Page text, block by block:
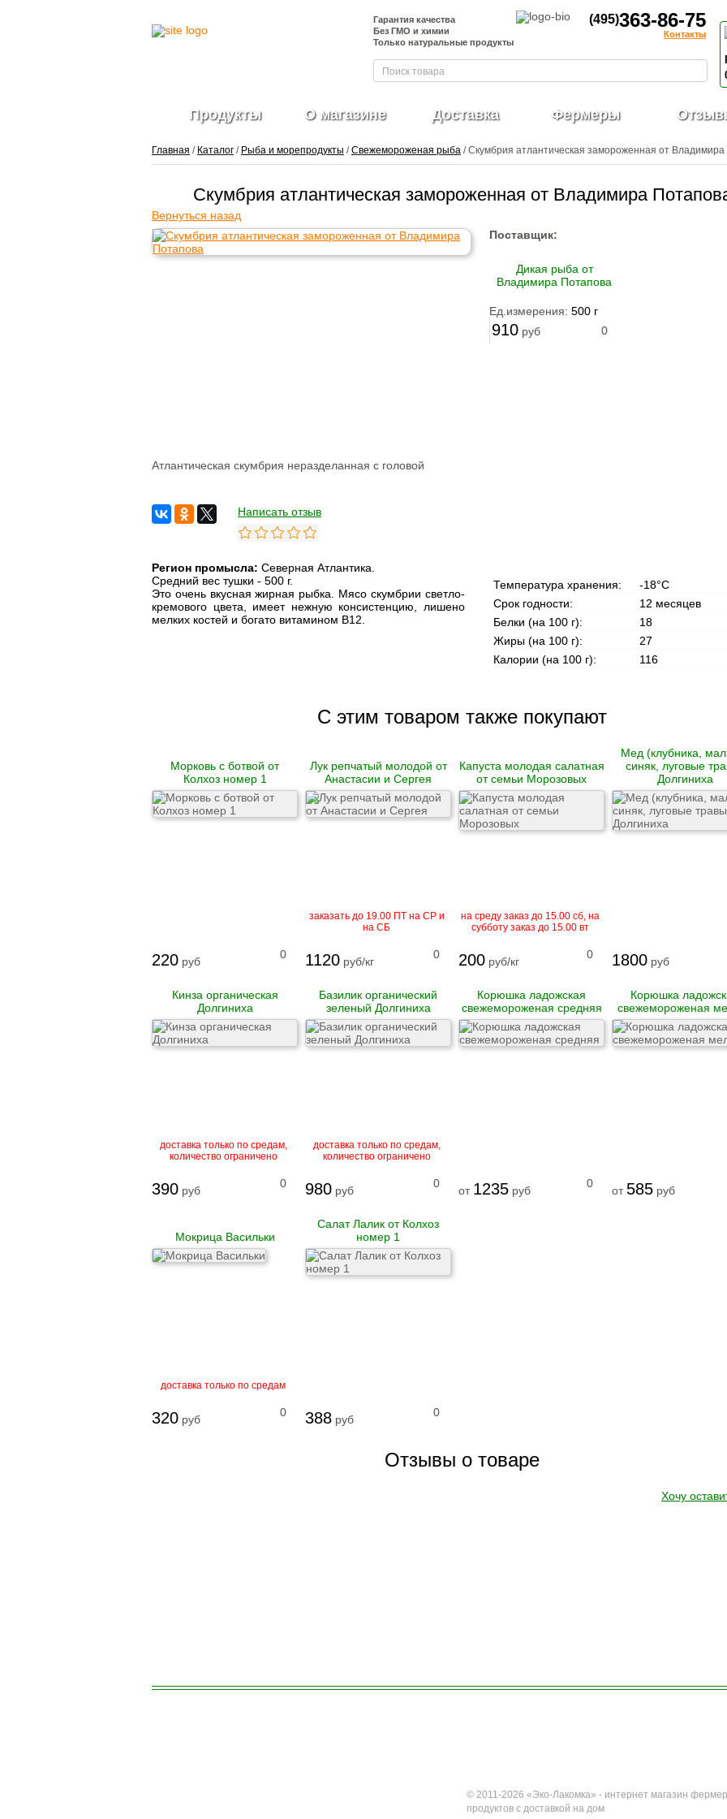
Гарантия качества
Без ГМО и химии
Только натуральные продукты
(495)363-86-75
Контакты
Продукты О магазине Доставка Фермеры
Главная / Каталог / Рыба и морепродукты /Свежемороженая рыба / Скумбрия атлантическая замороженная от
Скумбрия атлантическая замороженная от Владимира
Вернуться назад
Поставщик:
Дикая рыба от
Владимира Потапова
Ед.измерения: 500 г
910 руб 0
Атлантическая скумбрия неразделанная с головой
Написать отзыв
Регион промысла: Северная Атлантика.
Средний вес тушки - 500 г.
Это очень вкусная жирная рыбка. Мясо скумбрии светло-
кремового цвета, имеет нежную консистенцию, лишено
мелких костей и богато витамином B12.
Температура хранения:
-18°С
Срок годности:
12 месяцев
Белки (на 100 г):
18
Жиры (на 100 г):
27
Калории (на 100 г):
116
С этим товаром также покупают
Морковь с ботвой от
Колхоз номер 1
220 руб
0
Лук репчатый молодой от
Анастасии и Сергея
X
заказать до 19.00 ПТ на СР и
на СБ
1120 руб/кг
0
Капуста молодая салатная
от семьи Морозовых
на среду заказ до 15.00 сб, на
субботу заказ до 15.00 вт
200 руб/кг
0
Мед (клубника,
синяк, луговые
Долгиниха
1800 руб
Кинза органическая
Долгиниха
доставка только по средам,
количество ограничено
390 руб
0
Базилик органический
зеленый Долгиниха
доставка только по средам,
количество ограничено
980 руб
0
Корюшка ладожская
свежемороженая средняя
от 1235 руб
0
Корюшка
свежемороженая
от 585 руб
Мокрица Васильки
доставка только по средам
320 руб
0
Салат Лалик от Колхоз
номер 1
388 руб
0
Отзывы о товаре
Хочу
© 2011-2026 «Эко-Лакомка» - интернет магазин
продуктов с доставкой на дом